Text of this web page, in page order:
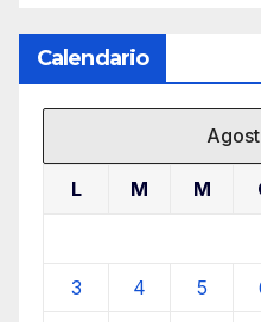
Calendario
L M M
3 4 5